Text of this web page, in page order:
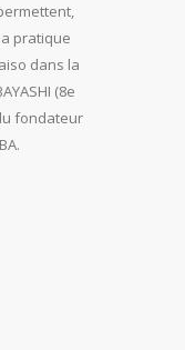
pratique
dans la
(8e
fondateur